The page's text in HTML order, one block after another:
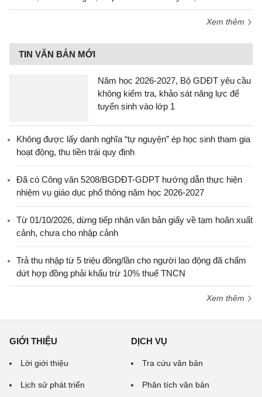
Xem thêm
TIN VĂN BẢN MỚI
Năm học 2026-2027, Bộ GDĐT yêu cầu
không kiểm tra, khảo sát năng lực để
tuyển sinh vào lớp 1
Không được lấy danh nghĩa “tự nguyện” ép học sinh tham gia
hoạt động, thu tiền trái quy định
Đã có Công văn 5208/BGDĐT-GDPT hướng dẫn thực hiện
nhiệm vụ giáo dục phổ thông năm học 2026-2027
Từ 01/10/2026, dừng tiếp nhận văn bản giấy về tạm hoãn xuất
cảnh, chưa cho nhập cảnh
Trả thu nhập từ 5 triệu đồng/lần cho người lao động đã chấm
dứt hợp đồng phải khấu trừ 10% thuế TNCN
Xem thêm
GIỚI THIỆU
Lời giới thiệu
Lịch sử phát triển
DỊCH VỤ
Tra cứu văn bản
Phân tích văn bản